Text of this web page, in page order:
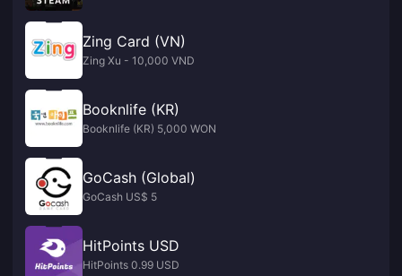
Zing Card (VN)
Zing Xu - 10,000 VND
Booknlife (KR)
Booknlife (KR) 5,000 WON
GoCash (Global)
GoCash US$ 5
HitPoints USD
HitPoints 0.99 USD